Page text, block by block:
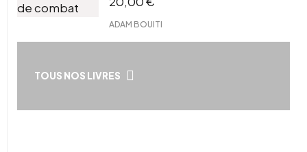
ADAM BOUITI
TOUS NOS LIVRES